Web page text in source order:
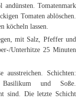
Tomatenmark
Tomaten ablöschen.
köcheln lassen.
mit Salz, Pfeffer und
Unterhitze 25 Minuten
Schichten:
Basilikum und Soße.
sind. Die letzte Schicht